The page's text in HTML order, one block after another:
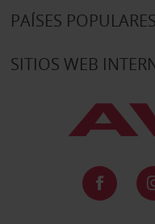
PAÍSES POPULARES
SITIOS WEB